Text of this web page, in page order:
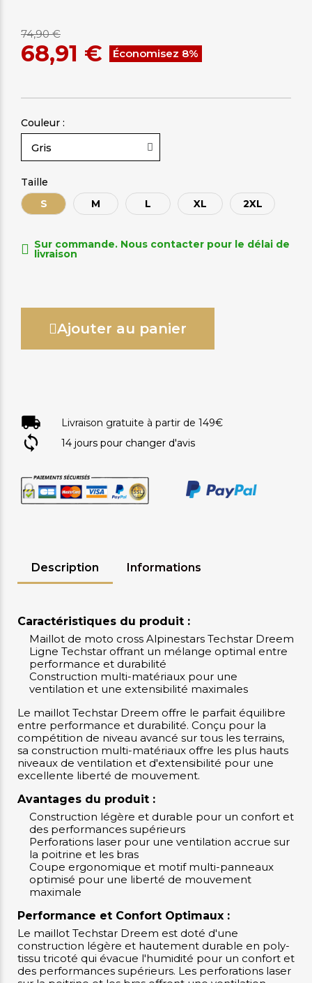
74,90 €
68,91 € Économisez 8%
Couleur :
Taille
S
M L XL 2XL
Sur commande. Nous contacter pour le délai de
livraison
Ajouter au panier
Livraison gratuite à partir de 149€
14 jours pour changer d'avis
Description Informations
Caractéristiques du produit :
Maillot de moto cross Alpinestars Techstar Dreem
Ligne Techstar offrant un mélange optimal entre
performance et durabilité
Construction multi-matériaux pour une
ventilation et une extensibilité maximales
Le maillot Techstar Dreem offre le parfait équilibre
entre performance et durabilité. Conçu pour la
compétition de niveau avancé sur tous les terrains,
sa construction multi-matériaux offre les plus hauts
niveaux de ventilation et d'extensibilité pour une
excellente liberté de mouvement.
Avantages du produit :
Construction légère et durable pour un confort et
des performances supérieurs
Perforations laser pour une ventilation accrue sur
la poitrine et les bras
Coupe ergonomique et motif multi-panneaux
optimisé pour une liberté de mouvement
maximale
Performance et Confort Optimaux :
Le maillot Techstar Dreem est doté d'une
construction légère et hautement durable en poly-
tissu tricoté qui évacue l'humidité pour un confort et
des performances supérieurs. Les perforations laser